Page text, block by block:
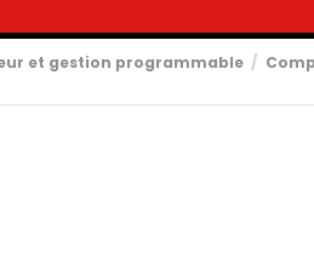
et gestion programmable